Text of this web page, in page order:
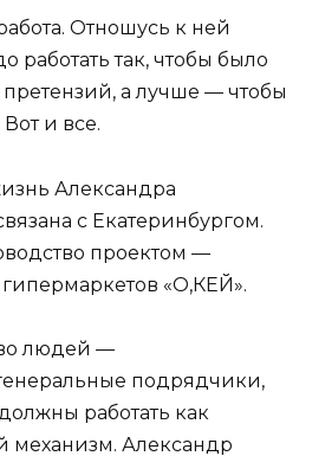
Отношусь к ней
работать так, чтобы было
а лучше — чтобы
и все.
Александра
с Екатеринбургом.
проектом —
гипермаркетов «О,КЕЙ».
людей —
подрядчики,
работать как
Александр